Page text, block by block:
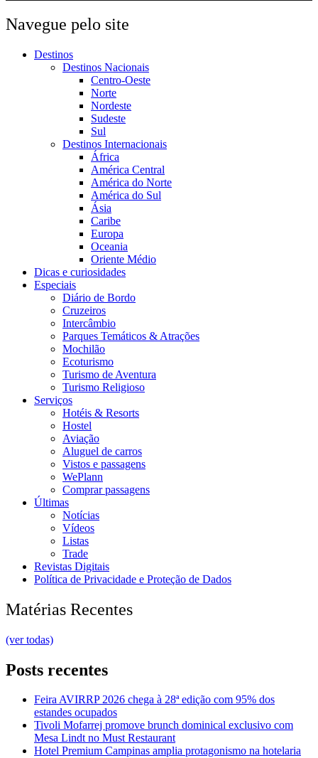
Navegue pelo site
Destinos
Destinos Nacionais
Centro-Oeste
Norte
Nordeste
Sudeste
Sul
Destinos Internacionais
África
América Central
América do Norte
América do Sul
Ásia
Caribe
Europa
Oceania
Oriente Médio
Dicas e curiosidades
Especiais
Diário de Bordo
Cruzeiros
Intercâmbio
Parques Temáticos & Atrações
Mochilão
Ecoturismo
Turismo de Aventura
Turismo Religioso
Serviços
Hotéis & Resorts
Hostel
Aviação
Aluguel de carros
Vistos e passagens
WePlann
Comprar passagens
Últimas
Notícias
Vídeos
Listas
Trade
Revistas Digitais
Política de Privacidade e Proteção de Dados
Matérias Recentes
(ver todas)
Posts recentes
Feira AVIRRP 2026 chega à 28ª edição com 95% dos
estandes ocupados
Tivoli Mofarrej promove brunch dominical exclusivo com
Mesa Lindt no Must Restaurant
Hotel Premium Campinas amplia protagonismo na hotelaria